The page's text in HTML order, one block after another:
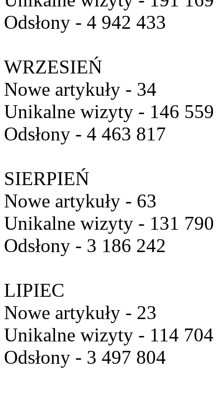
Odsłony - 4 942 433
WRZESIEŃ
Nowe artykuły - 34
Unikalne wizyty - 146 559
Odsłony - 4 463 817
SIERPIEŃ
Nowe artykuły - 63
Unikalne wizyty - 131 790
Odsłony - 3 186 242
LIPIEC
Nowe artykuły - 23
Unikalne wizyty - 114 704
Odsłony - 3 497 804